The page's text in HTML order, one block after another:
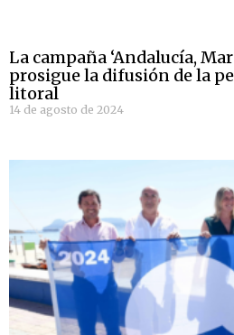
La campaña ‘Andalucía,
prosigue la difusión de la
litoral
14 de agosto de 2024